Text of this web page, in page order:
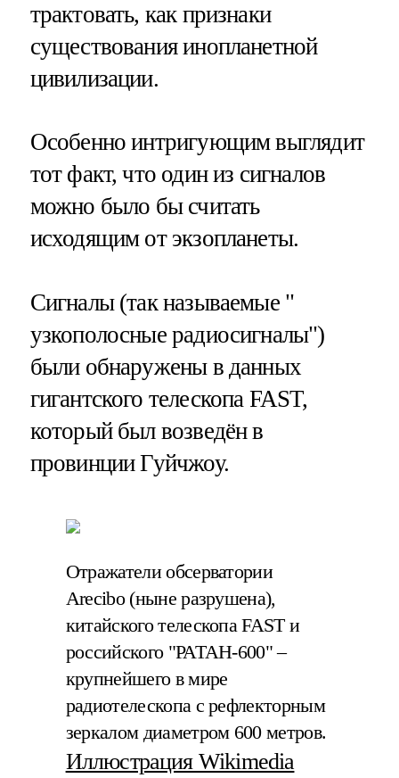
трактовать, как признаки
существования инопланетной
цивилизации.
Особенно интригующим выглядит
тот факт, что один из сигналов
можно было бы считать
исходящим от экзопланеты.
Сигналы (так называемые "
узкополосные радиосигналы")
были обнаружены в данных
гигантского телескопа FAST,
который был возведён в
провинции Гуйчжоу.
Отражатели обсерватории
Arecibo (ныне разрушена),
китайского телескопа FAST и
российского "РАТАН-600" –
крупнейшего в мире
радиотелескопа с рефлекторным
зеркалом диаметром 600 метров.
Иллюстрация Wikimedia